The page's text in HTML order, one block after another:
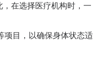
在选择医疗机构时，一
项目，以确保身体状态适